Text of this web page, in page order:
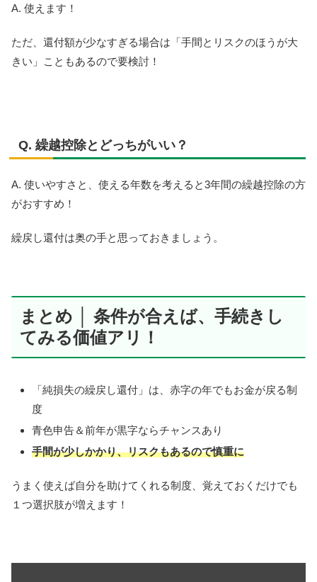
A. 使えます！
ただ、還付額が少なすぎる場合は「手間とリスクのほうが大
きい」こともあるので要検討！
Q. 繰越控除とどっちがいい？
A. 使いやすさと、使える年数を考えると3年間の繰越控除の方
がおすすめ！
繰戻し還付は奥の手と思っておきましょう。
まとめ │ 条件が合えば、手続きし
てみる価値アリ！
「純損失の繰戻し還付」は、赤字の年でもお金が戻る制
度
青色申告＆前年が黒字ならチャンスあり
手間が少しかかり、リスクもあるので慎重に
うまく使えば自分を助けてくれる制度、覚えておくだけでも
１つ選択肢が増えます！